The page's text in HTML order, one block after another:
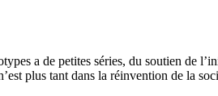
a de petites séries, du soutien de
plus tant dans la réinvention de la